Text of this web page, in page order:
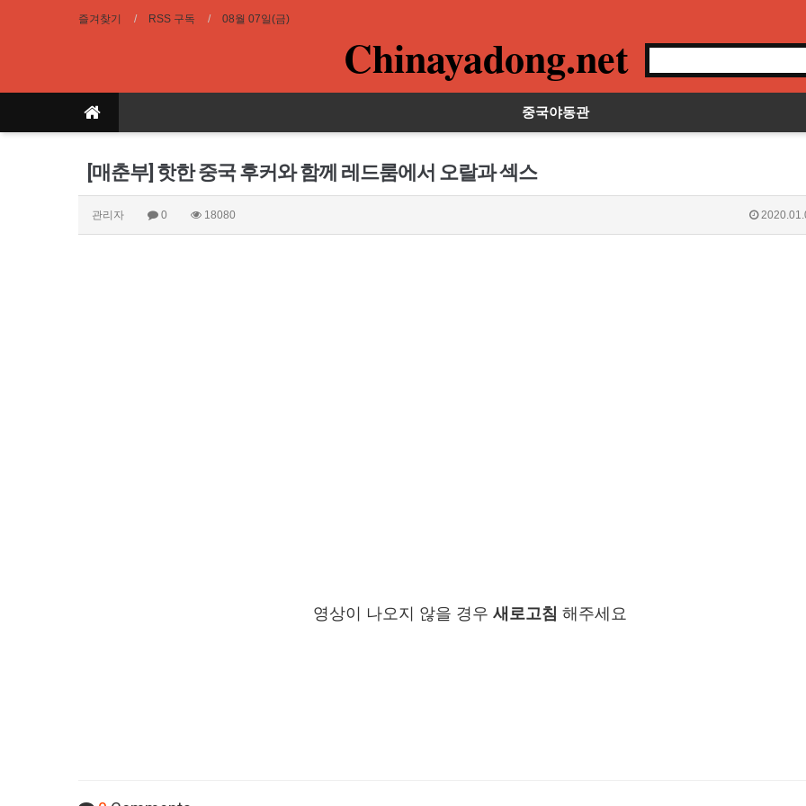
즐겨찾기 RSS 구독 08월 07일(금)
Chinayadong.net
중국야동관
[매춘부] 핫한 중국 후커와 함께 레드룸에서 오랄과 섹스
관리자 0 18080
영상이 나오지 않을 경우 새로고침 해주세요